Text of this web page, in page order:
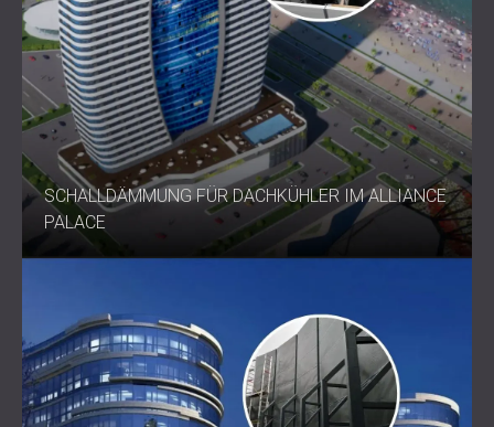
SCHALLDÄMMUNG FÜR DACHKÜHLER IM ALLIANCE
PALACE